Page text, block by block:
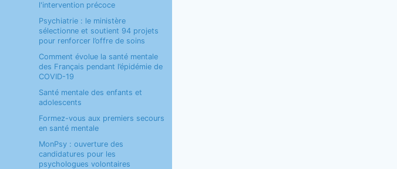
l'intervention précoce
Psychiatrie : le ministère
sélectionne et soutient 94 projets
pour renforcer l’offre de soins
Comment évolue la santé mentale
des Français pendant l’épidémie de
COVID-19
Santé mentale des enfants et
adolescents
Formez-vous aux premiers secours
en santé mentale
MonPsy : ouverture des
candidatures pour les
psychologues volontaires